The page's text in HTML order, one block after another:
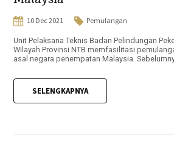
10 Dec 2021 Pemulangan
Unit Pelaksana Teknis Badan Pelindungan
WIlayah Provinsi NTB memfasilitasi
asal negara penempatan Malaysia.
SELENGKAPNYA